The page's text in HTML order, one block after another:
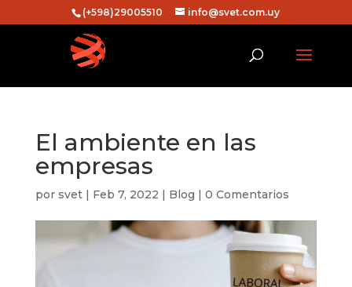
(+598)29005510 info@svet.com.uy
El ambiente en las
empresas
por svet| Feb 7, 2022 | Blog | 0 Comentarios